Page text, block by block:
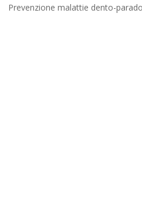
Prevenzione malattie dento-